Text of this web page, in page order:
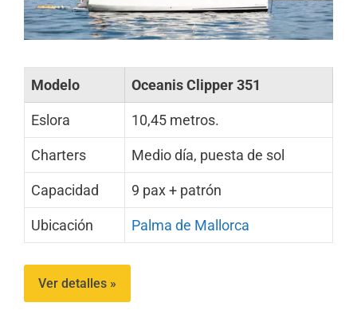
Modelo Oceanis Clipper 351
Eslora 10,45 metros.
Charters Medio día, puesta de sol
Capacidad 9 pax + patrón
Ubicación Palma de Mallorca
Ver detalles »